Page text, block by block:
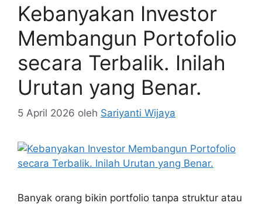
Kebanyakan Investor
Membangun Portofolio
secara Terbalik. Inilah
Urutan yang Benar.
5 April 2026 oleh Sariyanti Wijaya
Banyak orang bikin portfolio tanpa struktur atau